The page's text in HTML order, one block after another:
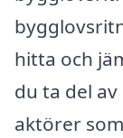
hitta och
du ta del
aktörer